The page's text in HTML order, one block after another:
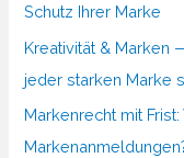
Schutz Ihrer Marke
Kreativität & Marken
jeder starken Marke
Markenrecht mit